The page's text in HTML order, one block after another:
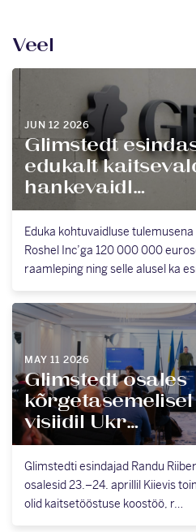
Veel
JUN 12 2026
Glimstedt
edukalt
hankevaidl…
Eduka kohtuvaidluse
Roshel Inc’ga 120 000 000
raamleping ning selle alusel ka
MAY 11 2026
Glimstedt osales
visiidil Ukr…
Glimstedti esindajad Randu
osalesid 23.–24. aprillil Kiievis
olid kaitsetööstuse koostöö, r…